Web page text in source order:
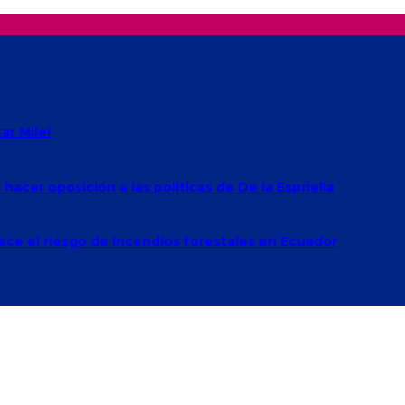
Milei
oposición a las políticas de De la Espriella
el riesgo de incendios forestales en Ecuador